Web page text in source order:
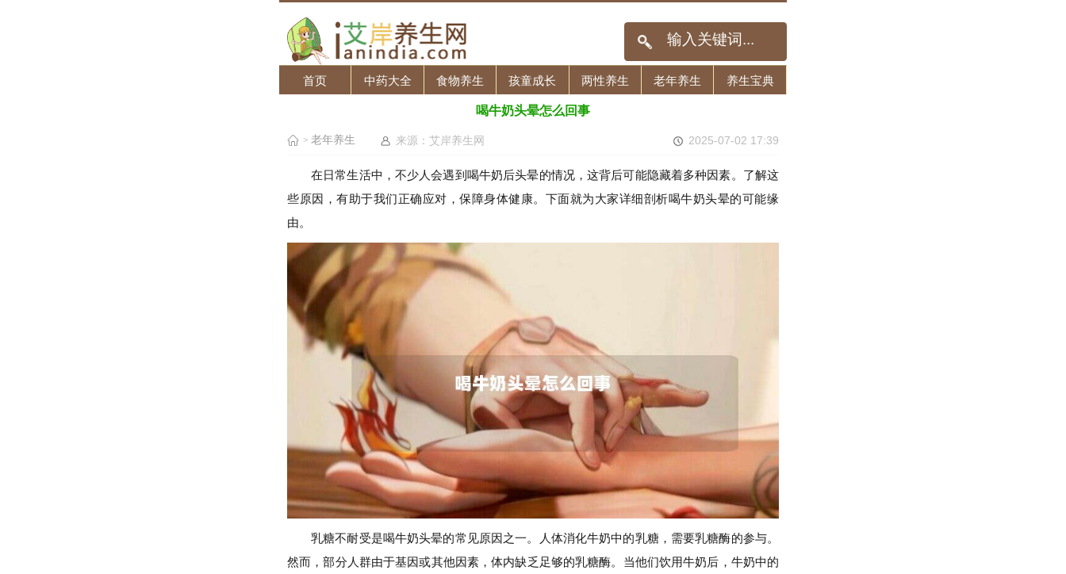
首页 中药大全 食物养生 孩童成长 两性养生 老年养生 养生宝典
喝牛奶头晕怎么回事
> 老年养生 来源：艾岸养生网 2025-07-02 17:39
在日常生活中，不少人会遇到喝牛奶后头晕的情况，这背后可能隐藏着多种因素。了解这
些原因，有助于我们正确应对，保障身体健康。下面就为大家详细剖析喝牛奶头晕的可能缘
由。
乳糖不耐受是喝牛奶头晕的常见原因之一。人体消化牛奶中的乳糖，需要乳糖酶的参与。
然而，部分人群由于基因或其他因素，体内缺乏足够的乳糖酶。当他们饮用牛奶后，牛奶中的